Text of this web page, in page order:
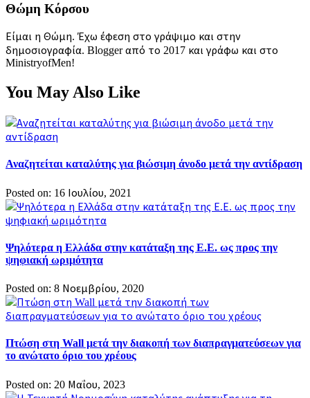
Θώμη Κόρσου
Είμαι η Θώμη. Έχω έφεση στο γράψιμο και στην
δημοσιογραφία. Blogger από το 2017 και γράφω και στο
MinistryofMen!
You May Also Like
Αναζητείται καταλύτης για βιώσιμη άνοδο μετά την αντίδραση
Posted on: 16 Ιουλίου, 2021
Ψηλότερα η Ελλάδα στην κατάταξη της Ε.Ε. ως προς την
ψηφιακή ωριμότητα
Posted on: 8 Νοεμβρίου, 2020
Πτώση στη Wall μετά την διακοπή των διαπραγματεύσεων για
το ανώτατο όριο του χρέους
Posted on: 20 Μαΐου, 2023